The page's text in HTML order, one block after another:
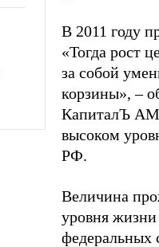
В 2011 году
«Тогда рост
за собой
корзины», –
КапиталЪ
высоком
РФ.
Величина
уровня
федеральных